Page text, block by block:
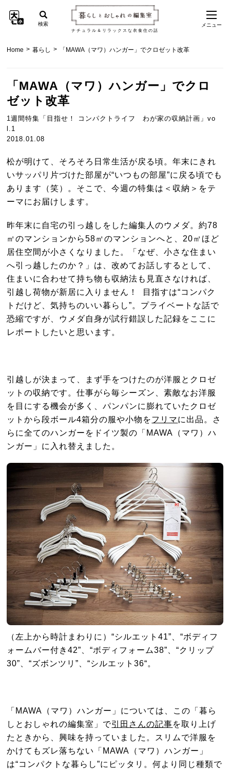
ナチュラル＆リラックスな衣食住の話
検索 メニュー
Home > 暮らし > 「MAWA（マワ）ハンガー」でクロゼット改革
「MAWA（マワ）ハンガー」でクロ
ゼット改革
1週間特集「目指せ！ コンパクトライフ わが家の収納計画」vo
l.1
2018.01.08
松が明けて、そろそろ日常生活が戻る頃。年末にきれ
いサッパリ片づけた部屋が“いつもの部屋”に戻る頃でも
あります（笑）。そこで、今週の特集は＜収納＞をテ
ーマにお届けします。
昨年末に自宅の引っ越しをした編集人のウメダ。約78
㎡のマンションから58㎡のマンションへと、20㎡ほど
居住空間が小さくなりました。「なぜ、小さな住まい
へ引っ越したのか？」は、改めてお話しするとして、
住まいに合わせて持ち物も収納法も見直さなければ、
引越し荷物が新居に入りません！ 目指すは“コンパク
トだけど、気持ちのいい暮らし”。プライベートな話で
恐縮ですが、ウメダ自身が試行錯誤した記録をここに
レポートしたいと思います。
引越しが決まって、まず手をつけたのが洋服とクロゼ
ットの収納です。仕事がら毎シーズン、素敵なお洋服
を目にする機会が多く、パンパンに膨れていたクロゼ
ットから段ボール4箱分の服や小物をフリマに出品。さ
らに全てのハンガーをドイツ製の「MAWA（マワ）ハ
ンガー」に入れ替えました。
（左上から時計まわりに）“シルエット41”、“ボディフ
ォームバー付き42”、“ボディフォーム38”、“クリップ
30”、“ズボンツリ”、“シルエット36“。
「MAWA（マワ）ハンガー」については、この「暮ら
しとおしゃれの編集室」で引田さんの記事を取り上げ
たときから、興味を持っていました。スリムで洋服を
かけてもズレ落ちない「MAWA（マワ）ハンガー」
は“コンパクトな暮らし”にピッタリ。何より同じ種類で